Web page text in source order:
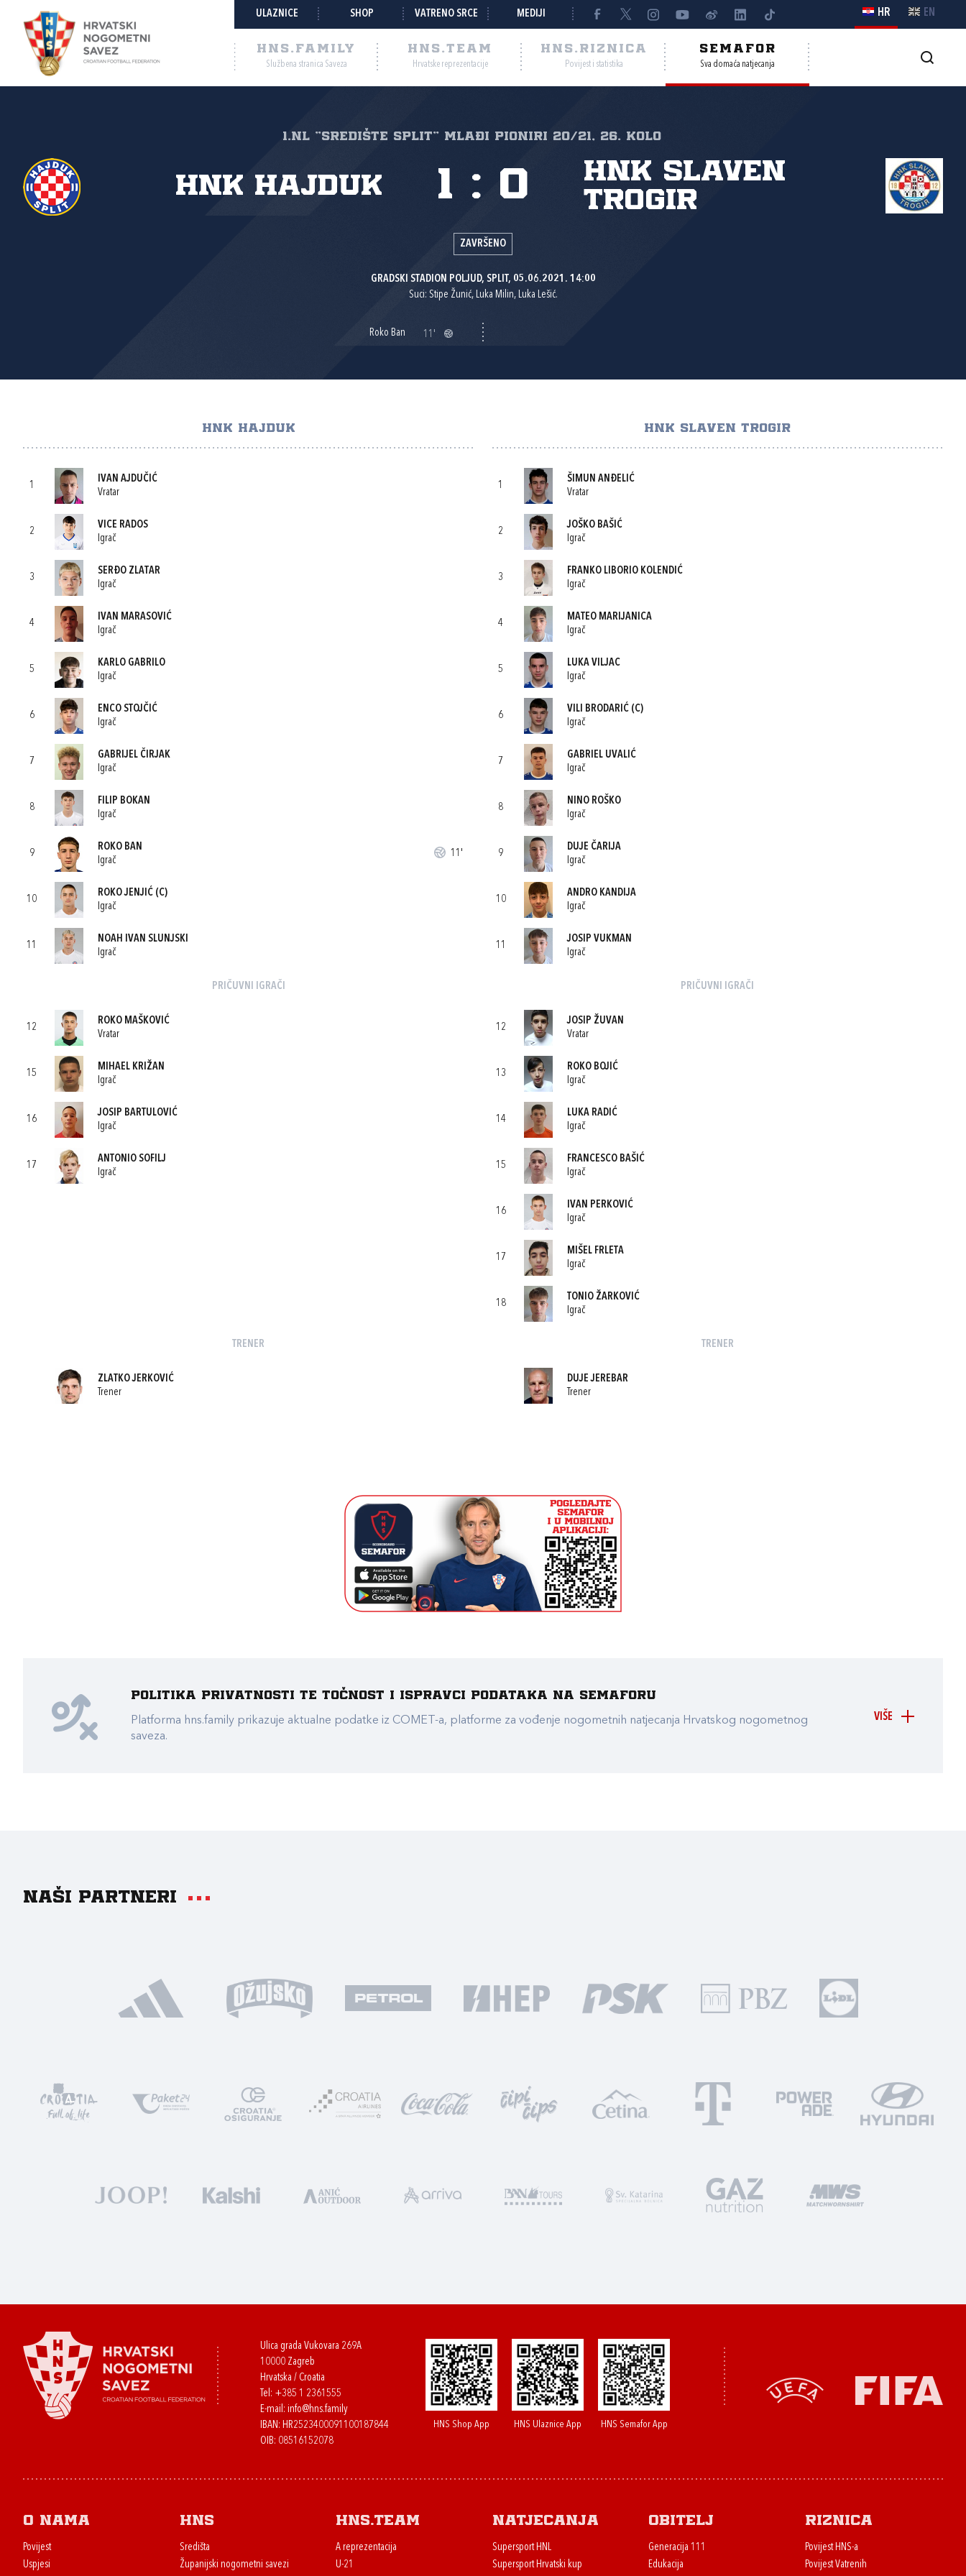
ULAZNICE SHOP VATRENO SRCE MEDIJI HR EN
HNS.FAMILY
Službena stranica Saveza
HNS.TEAM
Hrvatske reprezentacije
HNS.RIZNICA
Povijest i statistika
SEMAFOR
Sva domaća natjecanja
1.NL "SREDIŠTE SPLIT" Mlađi pioniri 20/21, 26. kolo
HNK Hajduk
HNK Slaven
Trogir
1 : 0
ZAVRŠENO
GRADSKI STADION POLJUD, SPLIT, 05.06.2021. 14:00
Suci: Stipe Žunić, Luka Milin, Luka Lešić.
Roko Ban 11'
HNK HAJDUK
1
IVAN AJDUČIĆ
Vratar
2
VICE RADOS
Igrač
3
SERĐO ZLATAR
Igrač
4
IVAN MARASOVIĆ
Igrač
5
KARLO GABRILO
Igrač
6
ENCO STOJČIĆ
Igrač
7
GABRIJEL ČIRJAK
Igrač
8
FILIP BOKAN
Igrač
9
ROKO BAN
Igrač
11'
10
ROKO JENJIĆ (C)
Igrač
11
NOAH IVAN SLUNJSKI
Igrač
PRIČUVNI IGRAČI
12
ROKO MAŠKOVIĆ
Vratar
15
MIHAEL KRIŽAN
Igrač
16
JOSIP BARTULOVIĆ
Igrač
17
ANTONIO SOFILJ
Igrač
TRENER
ZLATKO JERKOVIĆ
Trener
HNK SLAVEN TROGIR
1
ŠIMUN ANĐELIĆ
Vratar
2
JOŠKO BAŠIĆ
Igrač
3
FRANKO LIBORIO KOLENDIĆ
Igrač
4
MATEO MARIJANICA
Igrač
5
LUKA VILJAC
Igrač
6
VILI BRODARIĆ(C)
Igrač
7
GABRIEL UVALIĆ
Igrač
8
NINO ROŠKO
Igrač
9
DUJE ČARIJA
Igrač
10
ANDRO KANDIJA
Igrač
11
JOSIP VUKMAN
Igrač
PRIČUVNI IGRAČI
12
JOSIP ŽUVAN
Vratar
13
ROKO BOJIĆ
Igrač
14
LUKA RADIĆ
Igrač
15
FRANCESCO BAŠIĆ
Igrač
16
IVAN PERKOVIĆ
Igrač
17
MIŠEL FRLETA
Igrač
18
TONIO ŽARKOVIĆ
Igrač
TRENER
DUJE JEREBAR
Trener
VIŠE
Politika privatnosti te točnost i ispravci podataka na Semaforu
Platforma hns.family prikazuje aktualne podatke iz COMET-a, platforme za vođenje nogometnih natjecanja Hrvatskog nogometnog
saveza.
Naši partneri
Ulica grada Vukovara 269A
10000 Zagreb
Hrvatska / Croatia
Tel: +385 1 2361555
E-mail: info@hns.family
IBAN: HR2523400091100187844
OIB: 08516152078
HNS Shop App HNS Ulaznice App HNS Semafor App
O nama
Povijest
Uspjesi
HNS
Središta
Županijski nogometni savezi
HNS.team
A reprezentacija
U-21
Natjecanja
Supersport HNL
Supersport Hrvatski kup
Obitelj
Generacija 111
Edukacija
Riznica
Povijest HNS-a
Povijest Vatrenih